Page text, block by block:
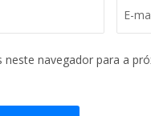
neste navegador para a